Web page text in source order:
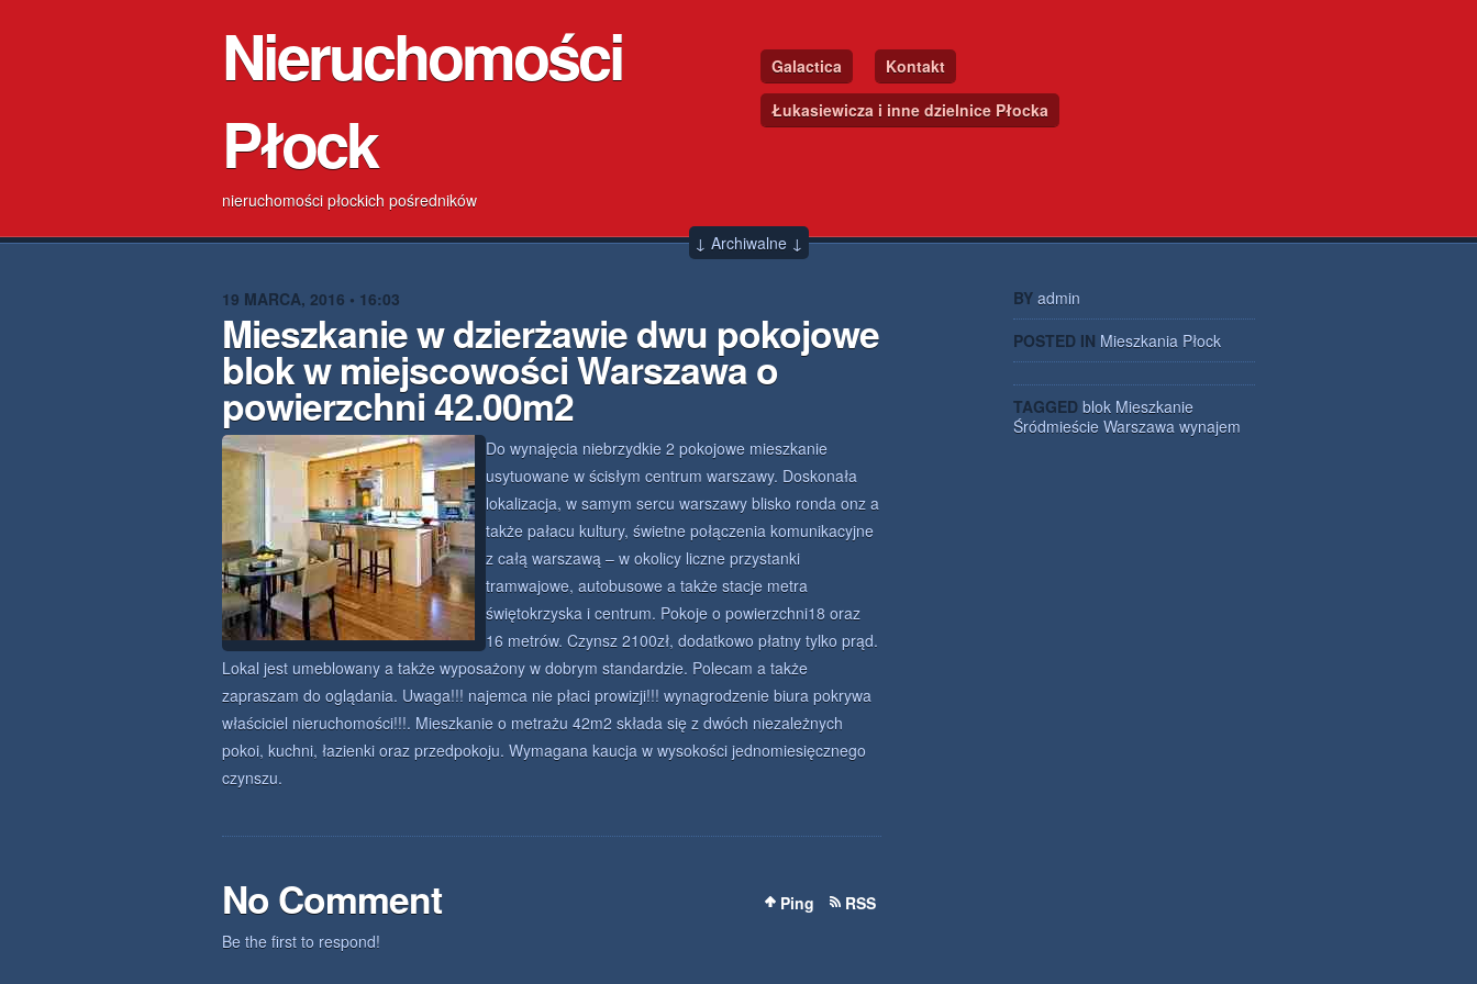
Nieruchomości
Płock
nieruchomości płockich pośredników
Galactica
Kontakt
Łukasiewicza i inne dzielnice Płocka
↓ Archiwalne ↓
19 MARCA, 2016 • 16:03
Mieszkanie w dzierżawie dwu pokojowe
blok w miejscowości Warszawa o
powierzchni 42.00m2
Do wynajęcia niebrzydkie 2 pokojowe mieszkanie
usytuowane w ścisłym centrum warszawy. Doskonała
lokalizacja, w samym sercu warszawy blisko ronda onz a
także pałacu kultury, świetne połączenia komunikacyjne
z całą warszawą – w okolicy liczne przystanki
tramwajowe, autobusowe a także stacje metra
świętokrzyska i centrum. Pokoje o powierzchni18 oraz
16 metrów. Czynsz 2100zł, dodatkowo płatny tylko prąd.
Lokal jest umeblowany a także wyposażony w dobrym standardzie. Polecam a także
zapraszam do oglądania. Uwaga!!! najemca nie płaci prowizji!!! wynagrodzenie biura pokrywa
właściciel nieruchomości!!!. Mieszkanie o metrażu 42m2 składa się z dwóch niezależnych
pokoi, kuchni, łazienki oraz przedpokoju. Wymagana kaucja w wysokości jednomiesięcznego
czynszu.
No Comment Ping
RSS
Be the first to respond!
BY admin
POSTED IN Mieszkania Płock
TAGGED blok Mieszkanie
Śródmieście Warszawa wynajem